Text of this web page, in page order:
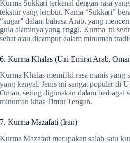
Kurma Sukkari terkenal dengan rasa
tekstur yang lembut. Nama “Sukkari”
“sugar” dalam bahasa Arab, yang
gula alaminya yang tinggi. Kurma ini
sehat atau dicampur dalam minuman
6. Kurma Khalas (Uni Emirat Arab,
Kurma Khalas memiliki rasa manis yang
yang kenyal. Jenis ini sangat populer di
Oman, sering digunakan dalam berbagai
minuman khas Timur Tengah.
7. Kurma Mazafati (Iran)
Kurma Mazafati merupakan salah satu